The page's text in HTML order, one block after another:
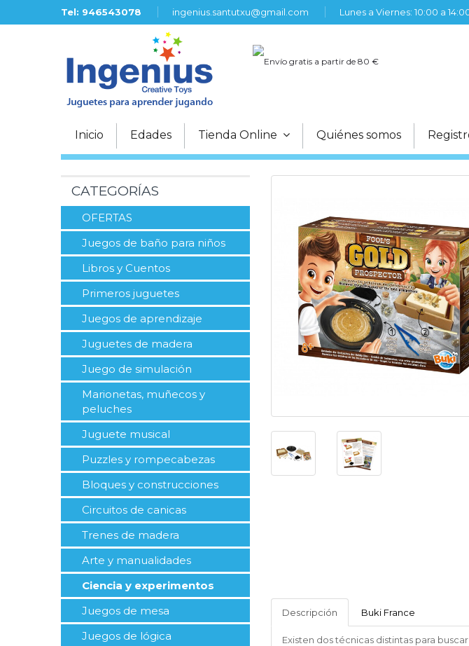
Tel: 946543078 ingenius.santutxu@gmail.com Lunes a Viernes: 10:00 a
Inicio Edades Tienda Online Quiénes somos
Envío gratis a partir de 80 €
Descripción
Buki France
Existen dos técnicas distintas para
CATEGORÍAS
OFERTAS
Juegos de baño para niños
Libros y Cuentos
Primeros juguetes
Juegos de aprendizaje
Juguetes de madera
Juego de simulación
Marionetas, muñecos y
peluches
Juguete musical
Puzzles y rompecabezas
Bloques y construcciones
Circuitos de canicas
Trenes de madera
Arte y manualidades
Ciencia y experimentos
Juegos de mesa
Juegos de lógica